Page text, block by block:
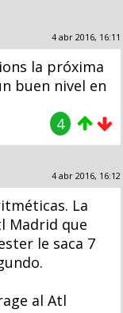
4 abr 2016, 16:11
la próxima
buen nivel en
4
4 abr 2016, 16:12
La
Madrid que
le saca 7
al Atl